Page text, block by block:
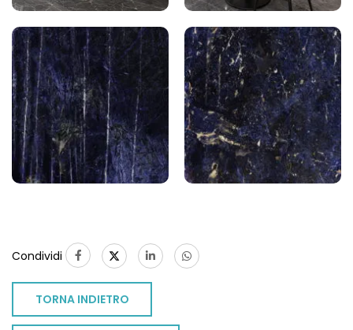
Condividi
TORNA INDIETRO